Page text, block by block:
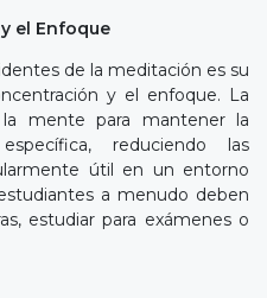
el Enfoque
de la meditación es su
y el enfoque. La
mente para mantener la
reduciendo las
útil en un entorno
a menudo deben
estudiar para exámenes o